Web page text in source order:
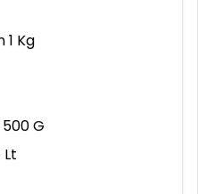
1 Kg
G
Lt